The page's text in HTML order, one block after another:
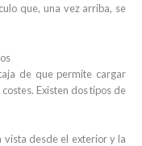
que, una vez arriba, se
de que permite cargar
Existen dos tipos de
vista desde el exterior y la